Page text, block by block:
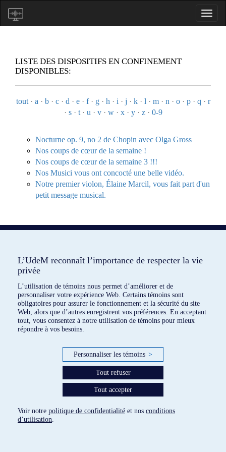
LISTE DES DISPOSITIFS EN CONFINEMENT
DISPONIBLES:
tout· a · b· c· d · e· f· g· h · i · j · k· l · m· n · o· p· q · r
· s· t· u · v· w· x· y· z· 0-9
Nocturne op. 9, no 2 de Chopin avec Olga Gross
Nos coups de cœur de la semaine !
Nos coups de cœur de la semaine 3 !!!
Nos Musici vous ont concocté une belle vidéo.
Notre premier violon, Élaine Marcil, vous fait part d'un
petit message musical.
5 dispositifs répertoriés
paramètres des témoins
L’UdeM reconnaît l’importance de respecter la vie
privée
L’utilisation de témoins nous permet d’améliorer et de
personnaliser votre expérience Web. Certains témoins sont
obligatoires pour assurer le fonctionnement et la sécurité du site
Web, alors que d’autres enregistrent vos préférences. En acceptant
tout, vous consentez à notre utilisation de témoins pour mieux
répondre à vos besoins.
Personnaliser les témoins >
Tout refuser
Tout accepter
Voir notre politique de confidentialité et nos conditions
d’utilisation.